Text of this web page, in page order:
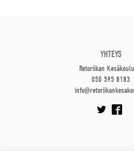
YHTEYS
Retoriikan
050 595 8183